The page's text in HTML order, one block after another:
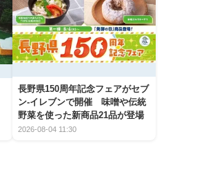
長野県150周年記念フェアがセブ
ン-イレブンで開催 味噌や伝統
野菜を使った新商品21品が登場
2026-08-04 11:30